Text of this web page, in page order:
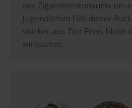
des Zigarettenkonsums um
Jugendlichen fällt dieser
stärker aus. Der Preis bleibt
wirksames…